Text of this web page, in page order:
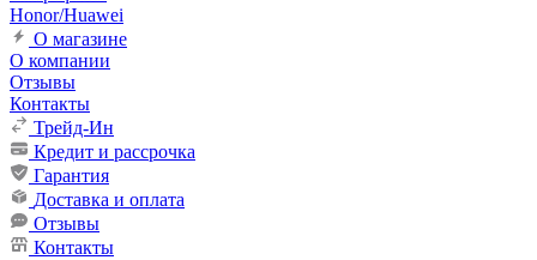
Honor/Huawei
О магазине
О компании
Отзывы
Контакты
Трейд-Ин
Кредит и рассрочка
Гарантия
Доставка и оплата
Отзывы
Контакты